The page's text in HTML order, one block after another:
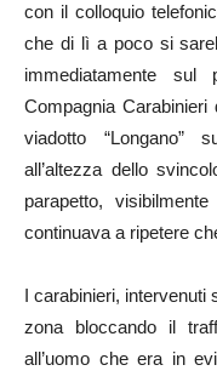
con il colloquio
che di lì a poco si
immediatamente
Compagnia Carabinieri
viadotto “Longano”
all’altezza dello
parapetto,
continuava a ripetere
I carabinieri, intervenuti
zona bloccando il
all’uomo che era in